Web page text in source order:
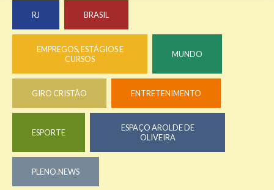
RJ BRASIL
EMPREGOS, ESTÁGIOS E
CURSOS
MUNDO
GIRO CRISTÃO ENTRETENIMENTO
ESPORTE
ESPAÇO AROLDE DE
OLIVEIRA
PLENO.NEWS